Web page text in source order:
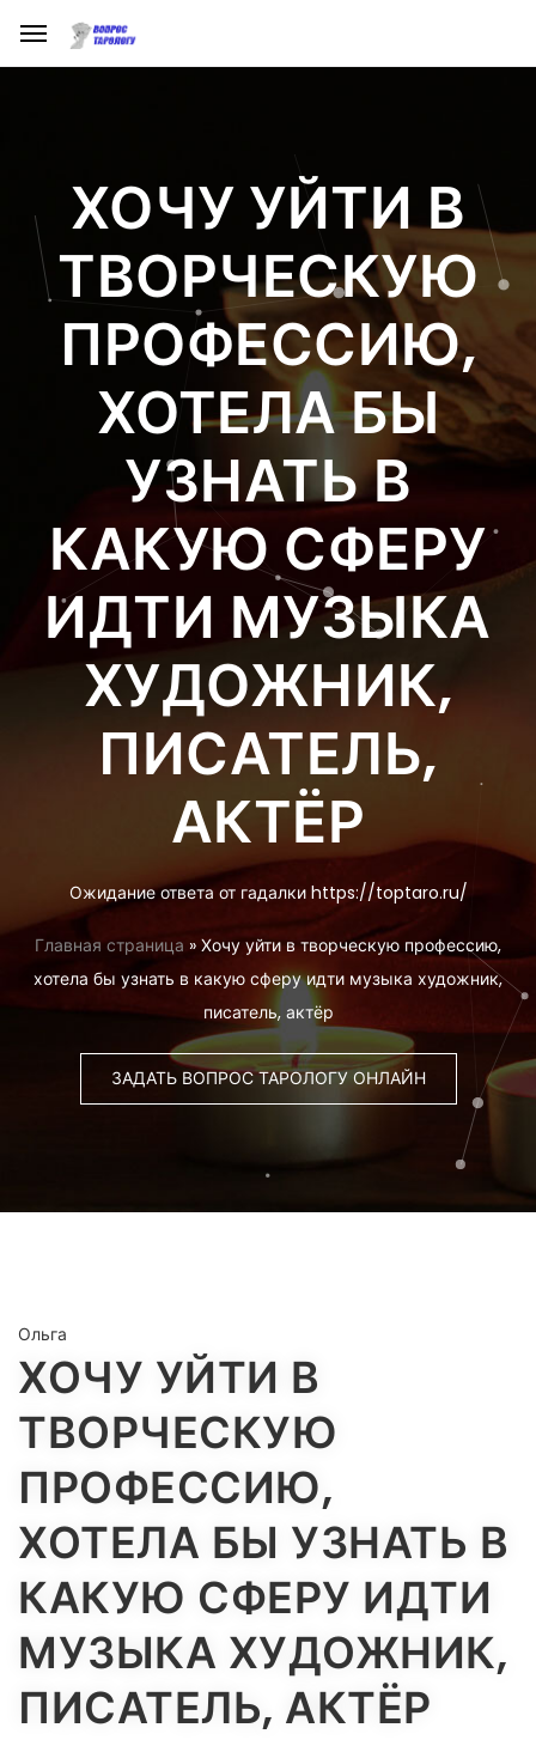
ХОЧУ УЙТИ В
ТВОРЧЕСКУЮ
ПРОФЕССИЮ,
ХОТЕЛА БЫ
УЗНАТЬ В
КАКУЮ СФЕРУ
ИДТИ МУЗЫКА
ХУДОЖНИК,
ПИСАТЕЛЬ,
АКТЁР
Ожидание ответа от гадалки https://toptaro.ru/
Главная страница » Хочу уйти в творческую профессию,
хотела бы узнать в какую сферу идти музыка художник,
писатель, актёр
ЗАДАТЬ ВОПРОС ТАРОЛОГУ ОНЛАЙН
Ольга
ХОЧУ УЙТИ В
ТВОРЧЕСКУЮ
ПРОФЕССИЮ,
ХОТЕЛА БЫ УЗНАТЬ В
КАКУЮ СФЕРУ ИДТИ
МУЗЫКА ХУДОЖНИК,
ПИСАТЕЛЬ, АКТЁР